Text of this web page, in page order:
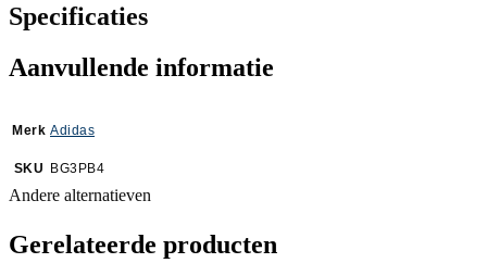
Specificaties
Aanvullende informatie
Merk Adidas
SKU BG3PB4
Andere alternatieven
Gerelateerde producten